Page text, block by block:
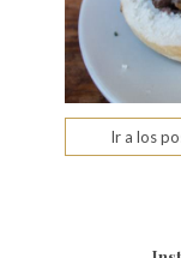
Ir a los